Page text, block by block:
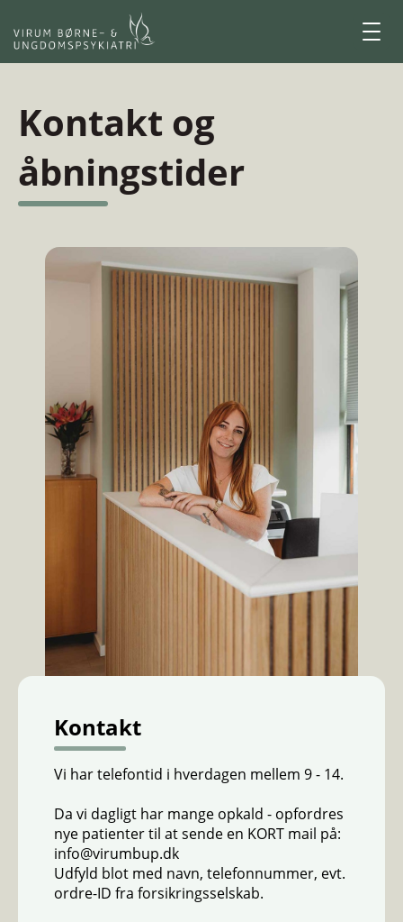
Kontakt og
åbningstider
Kontakt
Vi har telefontid i hverdagen mellem 9 - 14.
Da vi dagligt har mange opkald - opfordres
nye patienter til at sende en KORT mail på:
info@virumbup.dk
Udfyld blot med navn, telefonnummer, evt.
ordre-ID fra forsikringsselskab.